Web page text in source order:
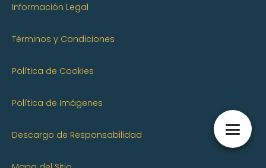
Información Legal
Términos y Condiciones
Política de Cookies
Política de Imágenes
Descargo de Responsabilidad